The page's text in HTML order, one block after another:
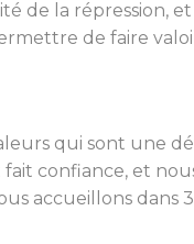
de la répression,
de faire
qui sont une
confiance, et
accueillons dans